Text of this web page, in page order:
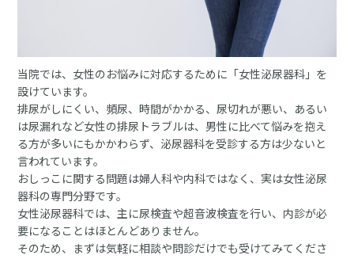
当院では、女性のお悩みに対応するために「女性泌尿器科」を
設けています。
排尿がしにくい、頻尿、時間がかかる、尿切れが悪い、あるい
は尿漏れなど女性の排尿トラブルは、男性に比べて悩みを抱え
る方が多いにもかかわらず、泌尿器科を受診する方は少ないと
言われています。
おしっこに関する問題は婦人科や内科ではなく、実は女性泌尿
器科の専門分野です。
女性泌尿器科では、主に尿検査や超音波検査を行い、内診が必
要になることはほとんどありません。
そのため、まずは気軽に相談や問診だけでも受けてみてくださ